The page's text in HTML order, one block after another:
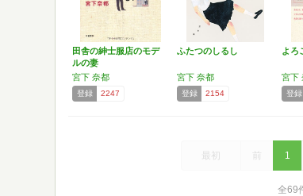
田舎の紳士服店のモデ
ルの妻
宮下 奈都
登録 2247
ふたつのしるし
宮下 奈都
登録 2154
よろ
宮下
登録
最初 前 1
全69